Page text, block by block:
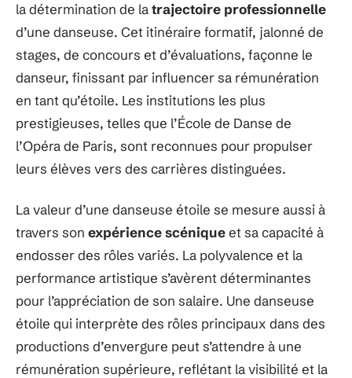
la détermination de latrajectoire professionnelle
d’une danseuse. Cet itinéraire formatif, jalonné de
stages, de concours et d’évaluations, façonne le
danseur, finissant par influencer sa rémunération
en tant qu’étoile. Les institutions les plus
prestigieuses, telles que l’École de Danse de
l’Opéra de Paris, sont reconnues pour propulser
leurs élèves vers des carrières distinguées.
La valeur d’une danseuse étoile se mesure aussi à
travers son expérience scéniqueet sa capacité à
endosser des rôles variés. La polyvalence et la
performance artistique s’avèrent déterminantes
pour l’appréciation de son salaire. Une danseuse
étoile qui interprète des rôles principaux dans des
productions d’envergure peut s’attendre à une
rémunération supérieure, reflétant la visibilité et la